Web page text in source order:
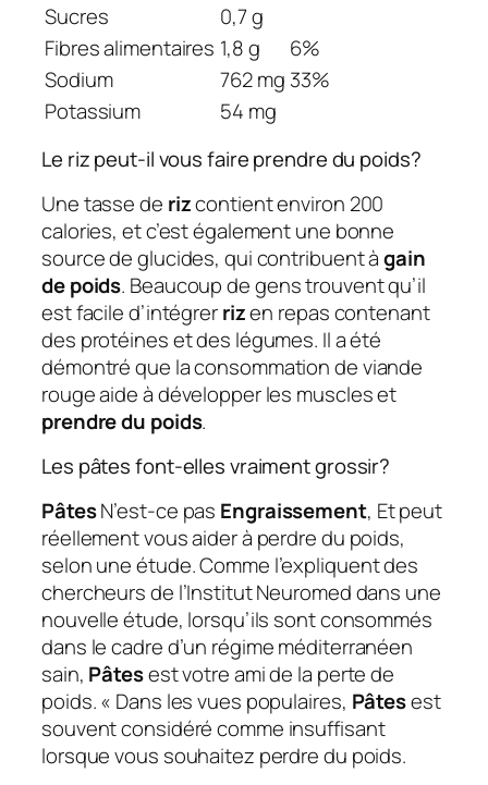
Sucres
0,7 g
Fibres alimentaires 1,8 g
6%
Sodium
762 mg 33%
Potassium
54 mg
Le riz peut-il vous faire prendre du poids?
Une tasse de rizcontient environ 200
calories, et c’est également une bonne
source de glucides, qui contribuent àgain
de poids. Beaucoup de gens trouvent qu’il
est facile d’intégrerrizen repas contenant
des protéines et des légumes. Il a été
démontré que la consommation de viande
rouge aide à développer les muscles et
prendre du poids.
Les pâtes font-elles vraiment grossir?
PâtesN’est-ce pas Engraissement, Et peut
réellement vous aider à perdre du poids,
selon une étude. Comme l’expliquent des
chercheurs de l’Institut Neuromed dans une
nouvelle étude, lorsqu’ils sont consommés
dans le cadre d’un régime méditerranéen
sain, Pâtesest votre ami de la perte de
poids. « Dans les vues populaires, Pâtesest
souvent considéré comme insuffisant
lorsque vous souhaitez perdre du poids.